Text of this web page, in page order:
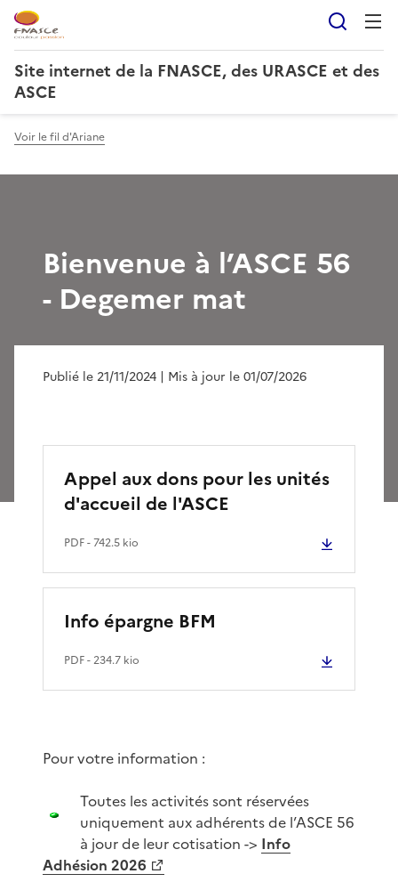
Site internet de la FNASCE, des URASCE et des
ASCE
Voir le fil d'Ariane
Bienvenue à l’ASCE 56
- Degemer mat
Publié le 21/11/2024 | Mis à jour le 01/07/2026
Appel aux dons pour les unités
d'accueil de l'ASCE
PDF- 742.5 kio
Info épargne BFM
PDF- 234.7 kio
Pour votre information :
Toutes les activités sont réservées
uniquement aux adhérents de l’ASCE 56
à jour de leur cotisation -> Info
Adhésion 2026